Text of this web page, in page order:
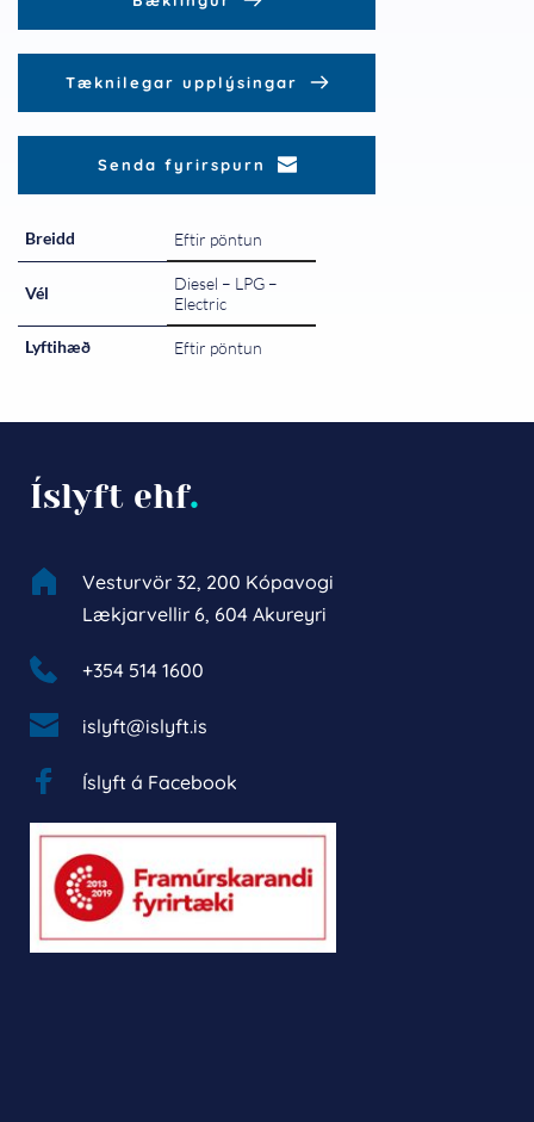
Tæknilegar upplýsingar
Senda fyrirspurn
Breidd Eftir pöntun
Vél
Diesel – LPG –
Electric
Lyftihæð Eftir pöntun
Íslyft ehf.
Vesturvör 32, 200 Kópavogi
Lækjarvellir 6, 604 Akureyri
+354 514 1600
islyft@islyft.is
Íslyft á Facebook